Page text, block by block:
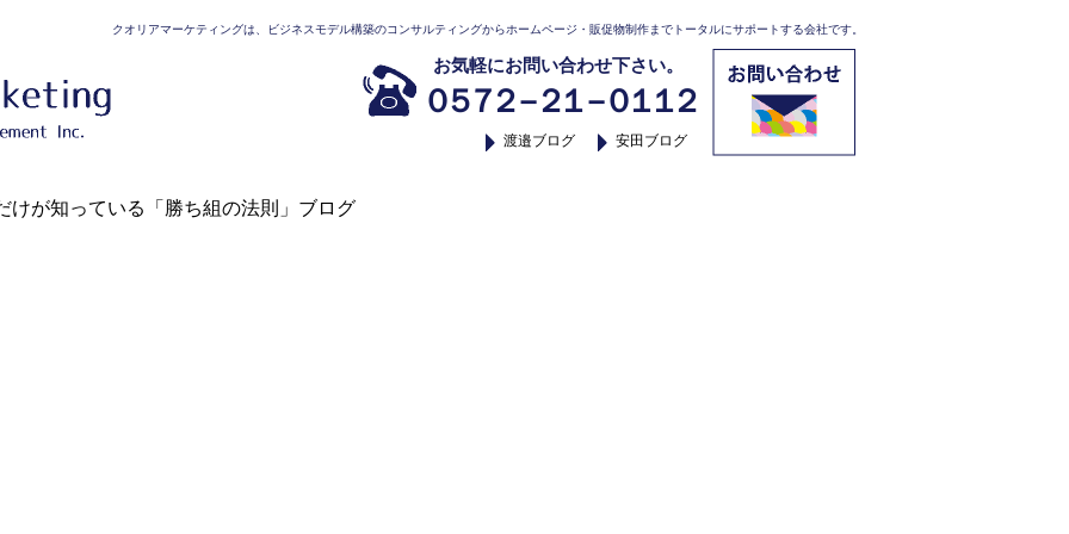
クオリアマーケティングは、ビジネスモデル構築のコンサルティングからホームページ・販促物制作までトータルにサポートする会社です。
お気軽にお問い合わせ下さい。
０５７２－２１－０１１２
渡邉ブログ 安田ブログ